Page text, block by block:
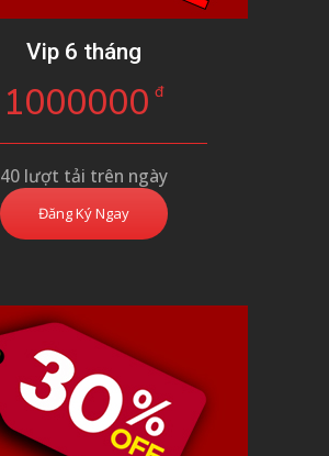
Vip 6 tháng
1000000 đ
40 lượt tải trên ngày
Đăng Ký Ngay